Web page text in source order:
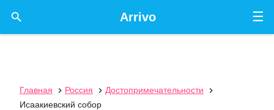
☰
Arrivo

Главная  Россия  Достопримечательности

Исаакиевский собор